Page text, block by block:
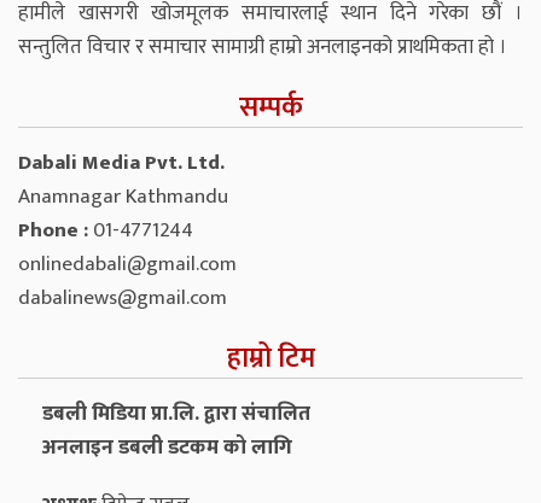
हामीले खासगरी खोजमूलक समाचारलाई स्थान दिने गरेका छौं ।
सन्तुलित विचार र समाचार सामाग्री हाम्रो अनलाइनको प्राथमिकता हो ।
सम्पर्क
Dabali Media Pvt. Ltd.
Anamnagar Kathmandu
Phone :01-4771244
onlinedabali@gmail.com
dabalinews@gmail.com
हाम्रो टिम
डबली मिडिया प्रा.लि. द्वारा संचालित
अनलाइन डबली डटकम को लागि